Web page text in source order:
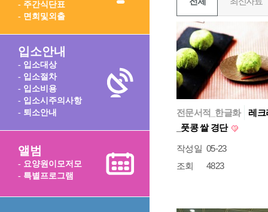
- 주간식단표
- 면회및외출
입소안내
- 입소대상
- 입소절차
- 입소비용
- 입소시주의사항
- 퇴소안내
앨범
- 요양원이모저모
- 특별프로그램
전문서적_한글화
레크
_풋콩 쌀 경단
작성일 05-23
조회
4823